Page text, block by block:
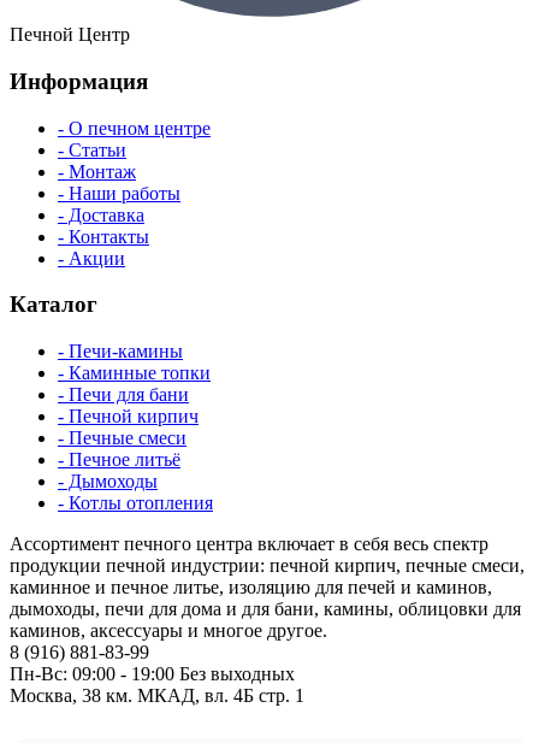
Печной Центр
Информация
- О печном центре
- Статьи
- Монтаж
- Наши работы
- Доставка
- Контакты
- Акции
Каталог
- Печи-камины
- Каминные топки
- Печи для бани
- Печной кирпич
- Печные смеси
- Печное литьё
- Дымоходы
- Котлы отопления
Ассортимент печного центра включает в себя весь спектр
продукции печной индустрии: печной кирпич, печные смеси,
каминное и печное литье, изоляцию для печей и каминов,
дымоходы, печи для дома и для бани, камины, облицовки для
каминов, аксессуары и многое другое.
8 (916) 881-83-99
Пн-Вс: 09:00 - 19:00 Без выходных
Москва, 38 км. МКАД, вл. 4Б стр. 1